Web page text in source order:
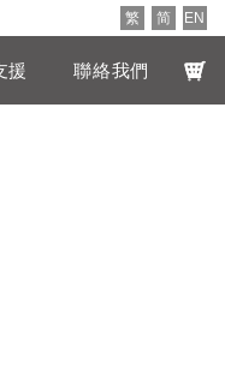
繁 简 EN
援 聯絡我們